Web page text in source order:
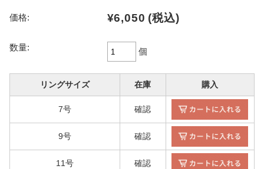
価格: ¥6,050 (税込)
数量: 個
リングサイズ 在庫 購入
7号 確認
9号 確認
11号 確認